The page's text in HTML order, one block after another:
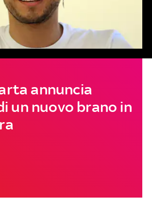
annuncia
un nuovo brano in